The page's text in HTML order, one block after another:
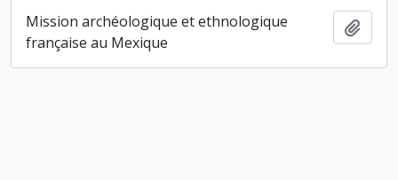
Mission archéologique et ethnologique
française au Mexique